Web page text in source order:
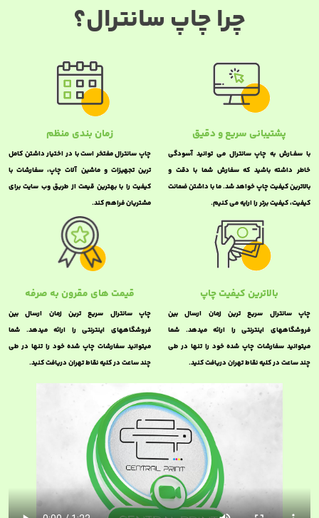
چرا چاپ سانترال؟
پشتیبانی سریع و دقیق
با سفـارش به چاپ سانترال می توانید آسودگی
خاطر داشته باشید که سفارش شما با دقت و
بالاترین کیفیت چاپ خواهد شد. ما با داشتن ضمانت
کیفیت، کیفیت برتر را ارایه می کنیم.
زمان بندی منظم
چاپ سانترال مفتخر است با در اختیار داشتن کامل
ترین تجهیزات و ماشین آلات چاپ، سفارشات با
کیفیت را با بهترین قیمت از طریق وب سایت برای
مشتریان فراهم کند.
بالاترین کیفیت چاپ
چاپ سانترال سریع ترین زمان ارسال بین
فروشگاههای اینترنتی را ارائه میدهد. شما
میتوانید سفارشات چاپ شده خود را تنها در طی
چند ساعت در کلیه نقاط تهران دریافت کنید.
قیمت های مقرون به صرفه
چاپ سانترال سریع ترین زمان ارسال بین
فروشگاههای اینترنتی را ارائه میدهد. شما
میتوانید سفارشات چاپ شده خود را تنها در طی
چند ساعت در کلیه نقاط تهران دریافت کنید.